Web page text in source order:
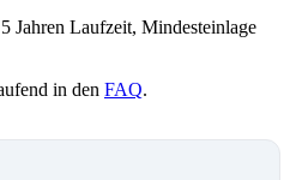
Jahren Laufzeit, Mindesteinlage
in den FAQ.